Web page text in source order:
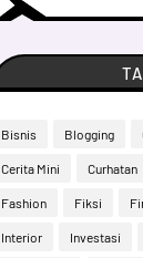
Bisnis Blogging
Cerita Mini Curhatan
Fashion Fiksi
Interior Investasi